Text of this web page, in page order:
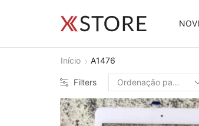
Início A1476
Filters